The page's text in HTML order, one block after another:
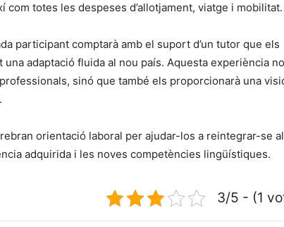
com totes les despeses d’allotjament, viatge i mobilitat.
participant comptarà amb el suport d’un tutor que els
adaptació fluida al nou país. Aquesta experiència no
sinó que també els proporcionarà una
orientació laboral per ajudar-los a reintegrar-se al
adquirida i les noves competències lingüístiques.
3/5 - (1